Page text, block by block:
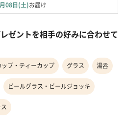
08日(土)お届け
ゼントを相手の好みに合わせて
ップ・ティーカップ グラス 湯呑
ビールグラス・ビールジョッキ